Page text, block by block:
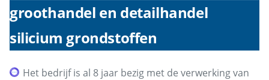
groothandel en detailhandel
silicium grondstoffen
Het bedrijf is al 8 jaar bezig met de verwerking van